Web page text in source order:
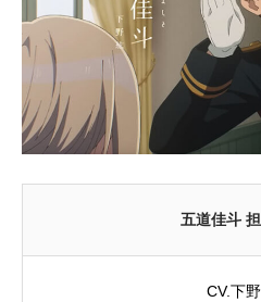
五道佳斗
CV.下